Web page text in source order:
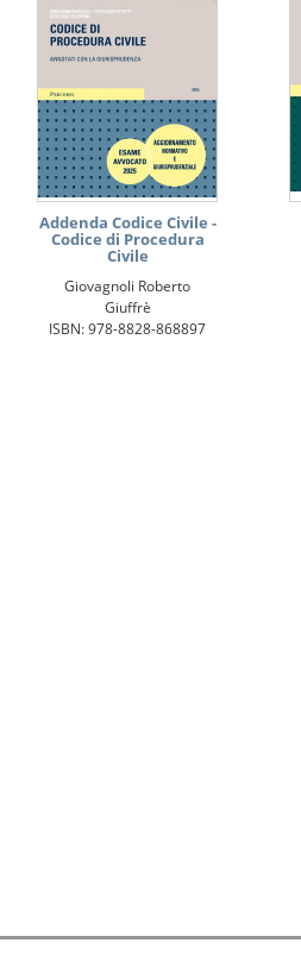
Addenda Codice Civile -
Codice di Procedura
Civile
Giovagnoli Roberto
Giuffrè
ISBN: 978-8828-868897